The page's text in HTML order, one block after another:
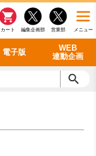
メニュー
営業部
編集企画部
カート
電子版
WEB
連動企画
看護・介護
シリーズ一覧
バックナンバー